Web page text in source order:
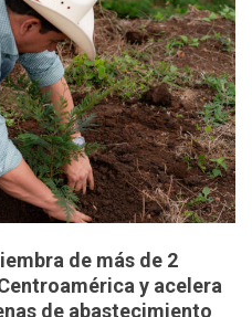
de más de 2
y acelera
de abastecimiento